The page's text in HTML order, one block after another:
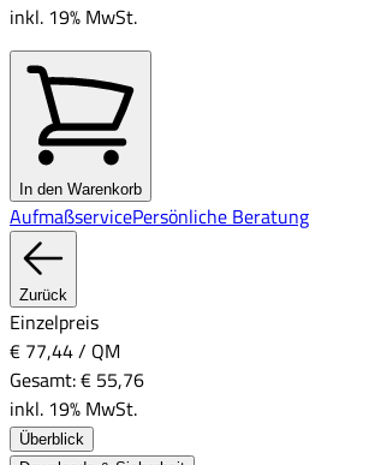
inkl. 19% MwSt.
In den Warenkorb
AufmaßservicePersönliche Beratung
Zurück
Einzelpreis
€ 77,44/ QM
Gesamt:€ 55,76
inkl. 19% MwSt.
Überblick